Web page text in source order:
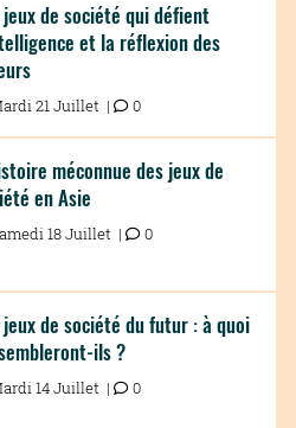
jeux de société qui défient
et la réflexion des
21 Juillet | 0
méconnue des jeux de
en Asie
18 Juillet | 0
jeux de société du futur : à quoi
ils ?
14 Juillet | 0